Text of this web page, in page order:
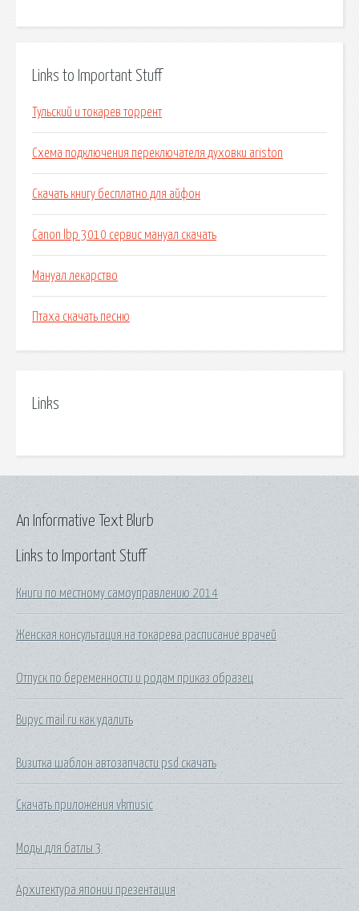
Links to Important Stuff
Тульский и токарев торрент
Схема подключения переключателя духовки ariston
Скачать книгу бесплатно для айфон
Canon lbp 3010 сервис мануал скачать
Мануал лекарство
Птаха скачать песню
Links
Links to Important Stuff
Книги по местному самоуправлению 2014
Женская консультация на токарева расписание врачей
Отпуск по беременности и родам приказ образец
Вирус mail ru как удалить
Визитка шаблон автозапчасти psd скачать
Скачать приложения vkmusic
Моды для батлы 3
Архитектура японии презентация
An Informative Text Blurb